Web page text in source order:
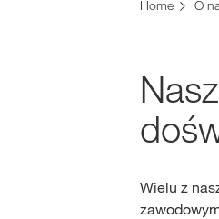
Home O
Wielu z